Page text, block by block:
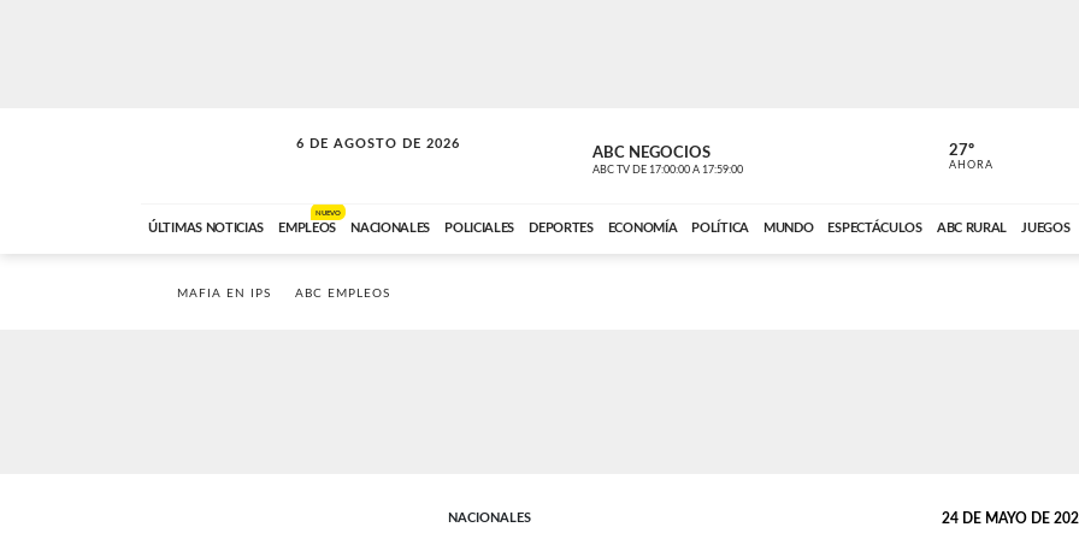
6 DE AGOSTO DE 2026
VITAMINAS ABC NEGOCIOS
ABC TV DE 17:00:00 A 17:59:00 ABC CARDINAL
27º
AHORA
ÚLTIMAS NOTICIAS EMPLEOS
NUEVO
NACIONALES POLICIALES DEPORTES ECONOMÍA POLÍTICA MUNDO ESPECTÁCULOS ABC RURAL JUEGOS
MAFIA EN IPS ABC EMPLEOS
NACIONALES 24 DE MAYO DE